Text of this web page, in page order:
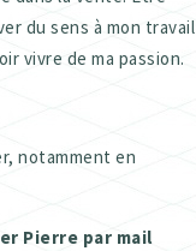
du sens à mon travail
vivre de ma passion.
notamment en
Pierre par mail